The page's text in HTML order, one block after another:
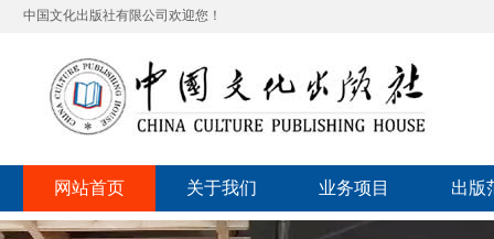
中国文化出版社有限公司欢迎您！
网站首页 关于我们 业务项目 出版